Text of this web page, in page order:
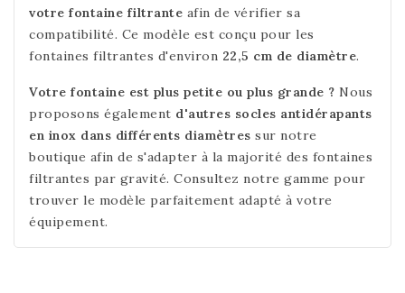
votre fontaine filtrante afin de vérifier sa
compatibilité. Ce modèle est conçu pour les
fontaines filtrantes d'environ 22,5 cm de diamètre.
Votre fontaine est plus petite ou plus grande ? Nous
proposons également d'autres socles antidérapants
en inox dans différents diamètres sur notre
boutique afin de s'adapter à la majorité des fontaines
filtrantes par gravité. Consultez notre gamme pour
trouver le modèle parfaitement adapté à votre
équipement.